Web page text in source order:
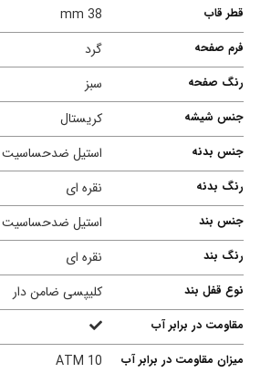
قطر قاب 38 mm
فرم صفحه گرد
رنگ صفحه سبز
جنس شیشه کریستال
جنس بدنه استیل ضدحساسیت
رنگ بدنه نقره ای
جنس بند استیل ضدحساسیت
رنگ بند نقره ای
نوع قفل بند کلیپسی ضامن دار
مقاومت در برابر آب
میزان مقاومت در برابر آب
10 ATM